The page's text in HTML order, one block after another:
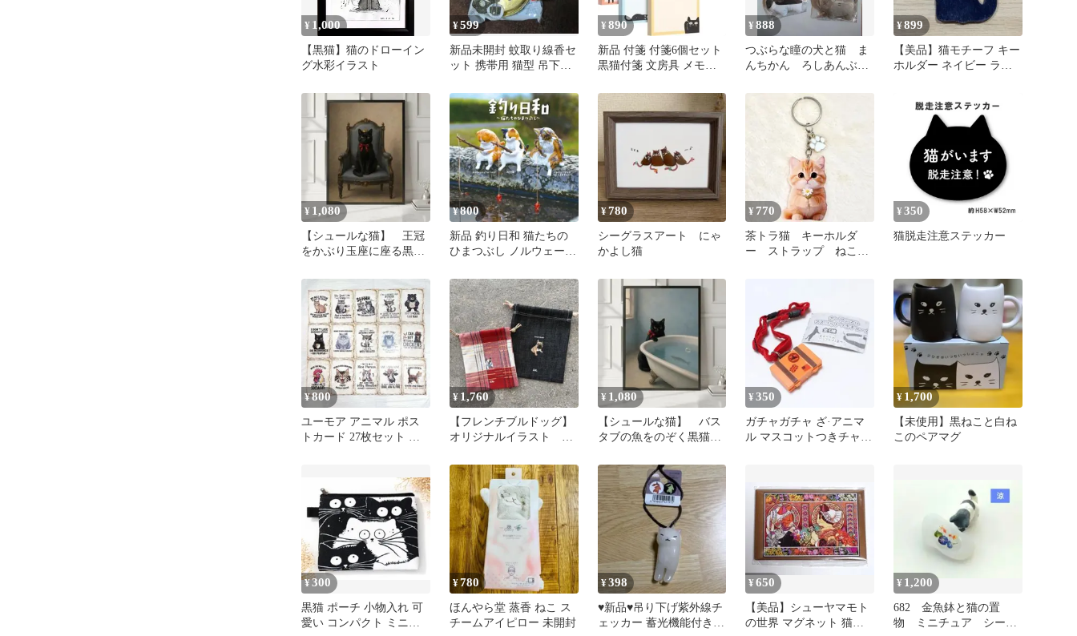
¥ 1,000
【黒猫】猫のドローイン
グ水彩イラスト
¥599
新品未開封 蚊取り線香セ
ット 携帯用 猫型 吊下げ
け
¥ 890
新品 付箋 付箋6個セット
黒猫付箋 文房具 メモ帳
¥888
つぶらな瞳の犬と猫 ま
んちかん ろしあんぶる
ト
¥899
【美品】猫モチーフ キー
ホルダー ネイビー ライ
¥ 1,080
【シュールな猫】 王冠
をかぶり玉座に座る黒
A4
¥800
新品 釣り日和 猫たちの
ひまつぶし ノルウェージ
猫ガチャ
¥780
シーグラスアート にゃ
かよし猫
¥ 770
茶トラ猫 キーホルダ
ー ストラップ ねこグ
¥ 350
猫脱走注意ステッカー
¥800
ユーモア アニマル ポス
トカード 27枚セット 猫
¥1,760
【フレンチブルドッグ】
オリジナルイラスト 巾
りできます
¥ 1,080
【シュールな猫】 バス
タブの魚をのぞく黒猫
¥350
ガチャガチャ ざ·アニマ
ル マスコットつきチャー
¥ 1,700
【未使用】黒ねこと白ね
このペアマグ
¥300
黒猫 ポーチ 小物入れ 可
愛い コンパクト ミニポ
¥780
ほんやら堂 蒸香 ねこ ス
チームアイピロー 未開封
¥398
♥新品♥吊り下げ紫外線チ
ェッカー 蓄光機能付き
¥650
【美品】シューヤマモト
の世界 マグネット 猫
¥ 1,200
682 金魚鉢と猫の置
物 ミニチュア シーグ